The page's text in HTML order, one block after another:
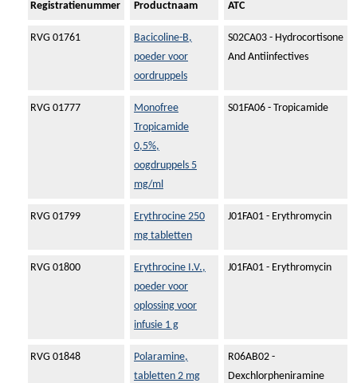
Registratienummer Productnaam ATC
RVG 01761
Bacicoline-B,
poeder voor
oordruppels
S02CA03 - Hydrocortisone
And Antiinfectives
RVG 01777
Monofree
Tropicamide
0,5%,
oogdruppels 5
mg/ml
S01FA06 - Tropicamide
RVG 01799
Erythrocine 250
mg tabletten
J01FA01 - Erythromycin
RVG 01800
Erythrocine I.V.,
poeder voor
oplossing voor
infusie 1 g
J01FA01 - Erythromycin
RVG 01848
Polaramine,
tabletten 2 mg
R06AB02 -
Dexchlorpheniramine